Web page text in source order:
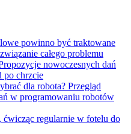
powinno być traktowane
całego problemu
nowoczesnych dań
po chrzcie
dla robota? Przegląd
w programowaniu robotów
ćwicząc regularnie w fotelu do